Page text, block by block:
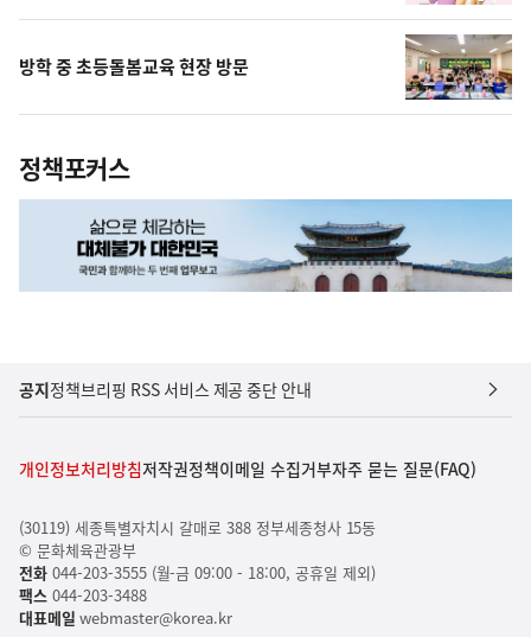
방학 중 초등돌봄교육 현장 방문
정책포커스
공지정책브리핑 RSS 서비스 제공 중단 안내
개인정보처리방침저작권정책이메일 수집거부자주 묻는 질문(FAQ)
(30119) 세종특별자치시 갈매로 388 정부세종청사 15동
© 문화체육관광부
전화044-203-3555 (월-금 09:00 - 18:00, 공휴일 제외)
팩스044-203-3488
대표메일 webmaster@korea.kr